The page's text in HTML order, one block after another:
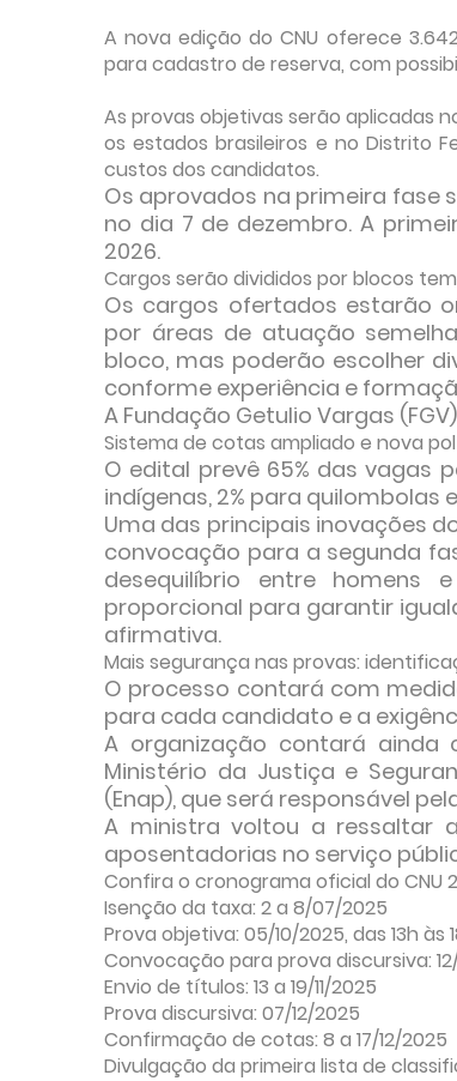
A nova edição do CNU oferece
para cadastro de reserva, com
As provas objetivas serão aplicadas
os estados brasileiros e no Distrito
custos dos candidatos.
Os aprovados na primeira fase
no dia 7 de dezembro. A
2026.
Cargos serão divididos por blocos
Os cargos ofertados estarão
por áreas de atuação
bloco, mas poderão escolher
conforme experiência e
A Fundação Getulio Vargas
Sistema de cotas ampliado e nova
O edital prevê 65% das vagas
indígenas, 2% para quilombolas
Uma das principais inovações
convocação para a segunda
desequilíbrio entre homens
proporcional para garantir
afirmativa.
Mais segurança nas provas:
O processo contará com
para cada candidato e a
A organização contará ainda
Ministério da Justiça e
(Enap), que será responsável
A ministra voltou a ressaltar
aposentadorias no serviço
Confira o cronograma oficial do CNU
Isenção da taxa: 2 a 8/07/2025
Prova objetiva: 05/10/2025, das 13h às
Convocação para prova discursiva: 12/
Envio de títulos: 13 a 19/11/2025
Prova discursiva: 07/12/2025
Confirmação de cotas: 8 a 17/12/2025
Divulgação da primeira lista de